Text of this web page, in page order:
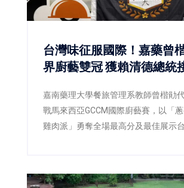
台灣味征服國際！嘉藥曾
界廚藝雙冠 獲賴清德總
嘉南藥理大學餐旅管理系教師曾楷勛
戰馬來西亞GCCM國際廚藝賽，以「
雞肉派」勇奪全場最高分及最佳展示